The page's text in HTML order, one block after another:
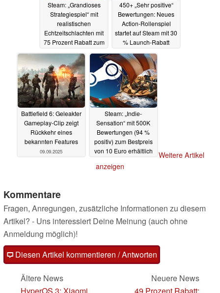
Steam: „Grandioses
Strategiespiel“ mit
realistischen
Echtzeitschlachten mit
75 Prozent Rabatt zum
Bestpreis erhältlich
10.09.2025
450+ „Sehr positive“
Bewertungen: Neues
Action-Rollenspiel
startet auf Steam mit 30
% Launch-Rabatt
09.09.2025
Battlefield 6: Geleakter
Gameplay-Clip zeigt
Rückkehr eines
bekannten Features
09.09.2025
Steam: „Indie-
Sensation“ mit 500K
Bewertungen (94 %
positiv) zum Bestpreis
von 10 Euro erhältlich
Weitere Artikel
anzeigen
Kommentare
Fragen, Anregungen, zusätzliche Informationen zu diesem
Artikel? - Uns interessiert Deine Meinung (auch ohne
Anmeldung möglich)!
Diesen Artikel kommentieren / Antworten
Ältere News
Neuere News